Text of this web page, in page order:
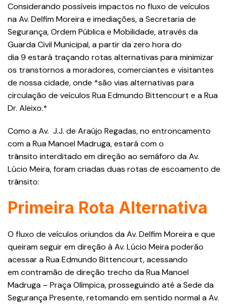
Considerando possíveis impactos no fluxo de veículos
na Av. Delfim Moreira e imediações, a Secretaria de
Segurança, Ordem Pública e Mobilidade, através da
Guarda Civil Municipal, a partir da zero hora do
dia 9 estará traçando rotas alternativas para minimizar
os transtornos a moradores, comerciantes e visitantes
de nossa cidade, onde *são vias alternativas para
circulação de veículos Rua Edmundo Bittencourt e a Rua
Dr. Aleixo.*
Como a Av. J.J. de Araújo Regadas, no entroncamento
com a Rua Manoel Madruga, estará com o
trânsito interditado em direção ao semáforo da Av.
Lúcio Meira, foram criadas duas rotas de escoamento de
trânsito:
Primeira Rota Alternativa
O fluxo de veículos oriundos da Av. Delfim Moreira e que
queiram seguir em direção à Av. Lúcio Meira poderão
acessar a Rua Edmundo Bittencourt, acessando
em contramão de direção trecho da Rua Manoel
Madruga – Praça Olímpica, prosseguindo até a Sede da
Segurança Presente, retomando em sentido normal a Av.